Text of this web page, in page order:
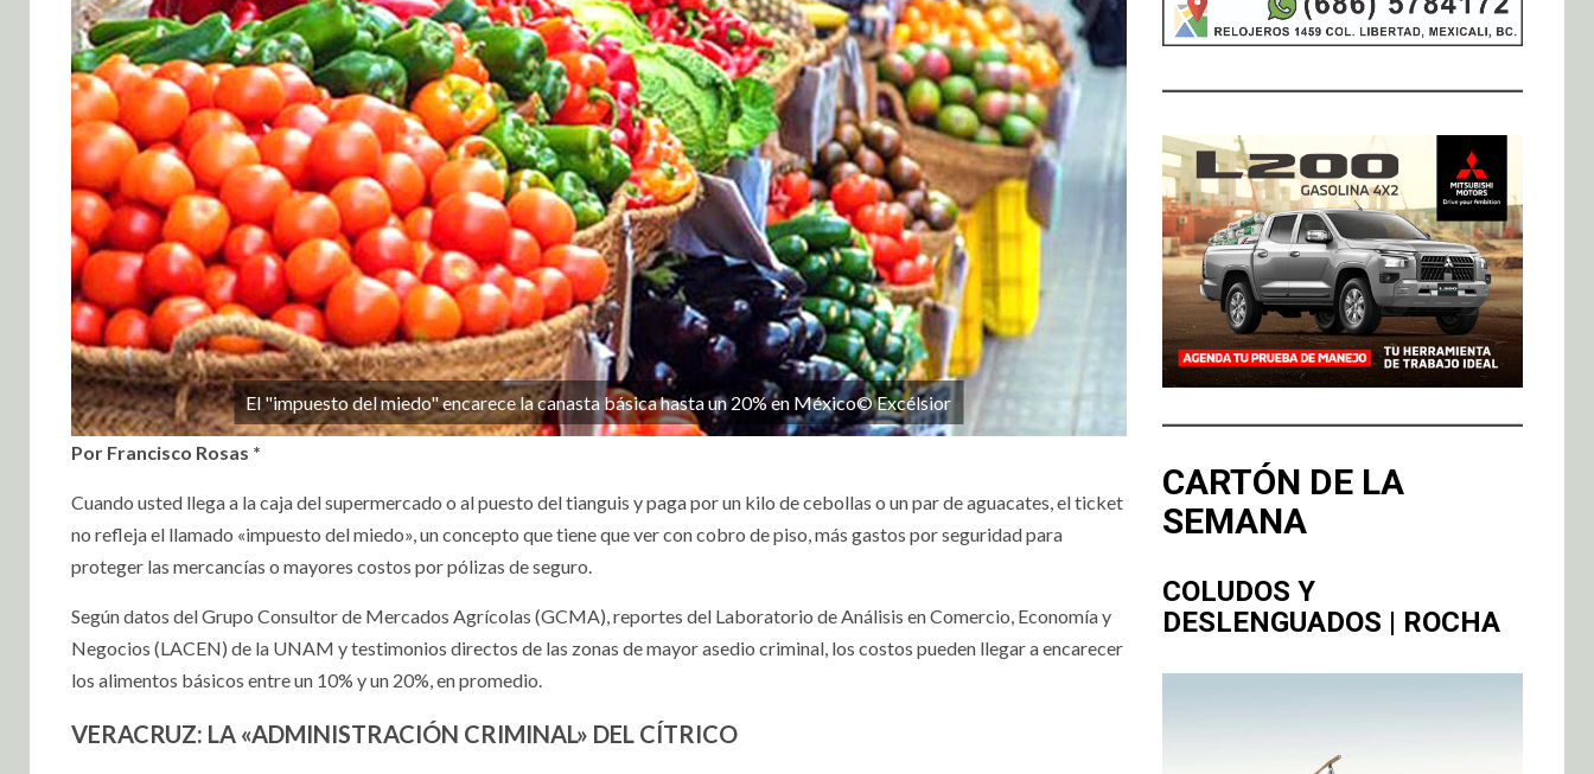
El "impuesto del miedo" encarece la canasta básica hasta un 20% en México© Excélsior
Por Francisco Rosas *
Cuando usted llega a la caja del supermercado o al puesto del tianguis y paga por un kilo de cebollas o un par de aguacates, el ticket
no refleja el llamado «impuesto del miedo», un concepto que tiene que ver con cobro de piso, más gastos por seguridad para
proteger las mercancías o mayores costos por pólizas de seguro.
Según datos del Grupo Consultor de Mercados Agrícolas (GCMA), reportes del Laboratorio de Análisis en Comercio, Economía y
Negocios (LACEN) de la UNAM y testimonios directos de las zonas de mayor asedio criminal, los costos pueden llegar a encarecer
los alimentos básicos entre un 10% y un 20%, en promedio.
VERACRUZ: LA «ADMINISTRACIÓN CRIMINAL» DEL CÍTRICO
CARTÓN DE LA
SEMANA
COLUDOS Y
DESLENGUADOS | ROCHA